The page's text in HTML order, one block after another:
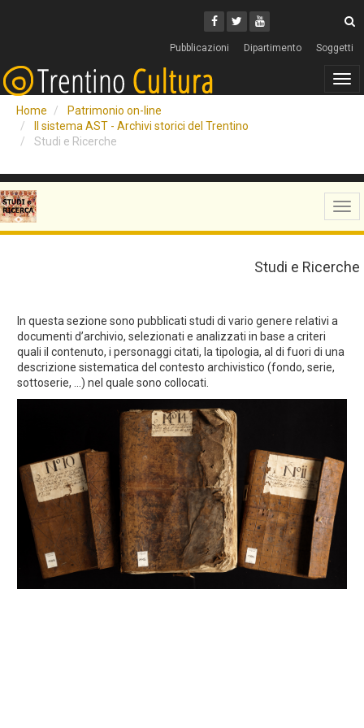
Facebook
Twitter
Youtube
Pubblicazioni Dipartimento Soggetti
Home
Patrimonio on-line
Il sistema AST - Archivi storici del Trentino
Studi e Ricerche
Studi e Ricerche
In questa sezione sono pubblicati studi di vario genere relativi a
documenti d’archivio, selezionati e analizzati in base a criteri
quali il contenuto, i personaggi citati, la tipologia, al di fuori di una
descrizione sistematica del contesto archivistico (fondo, serie,
sottoserie, ...) nel quale sono collocati.